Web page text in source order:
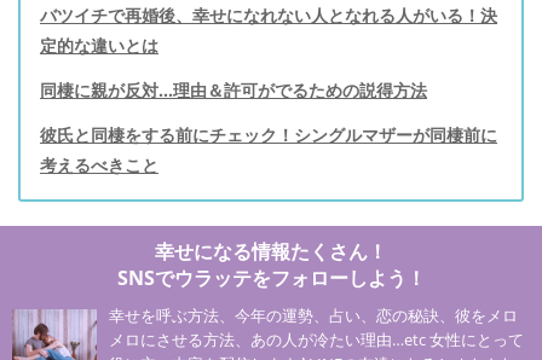
バツイチで再婚後、幸せになれない人となれる人がいる！決
定的な違いとは
同棲に親が反対…理由＆許可がでるための説得方法
彼氏と同棲をする前にチェック！シングルマザーが同棲前に
考えるべきこと
幸せになる情報たくさん！
SNSでウラッテをフォローしよう！
幸せを呼ぶ方法、今年の運勢、占い、恋の秘訣、彼をメロ
メロにさせる方法、あの人が冷たい理由…etc 女性にとって